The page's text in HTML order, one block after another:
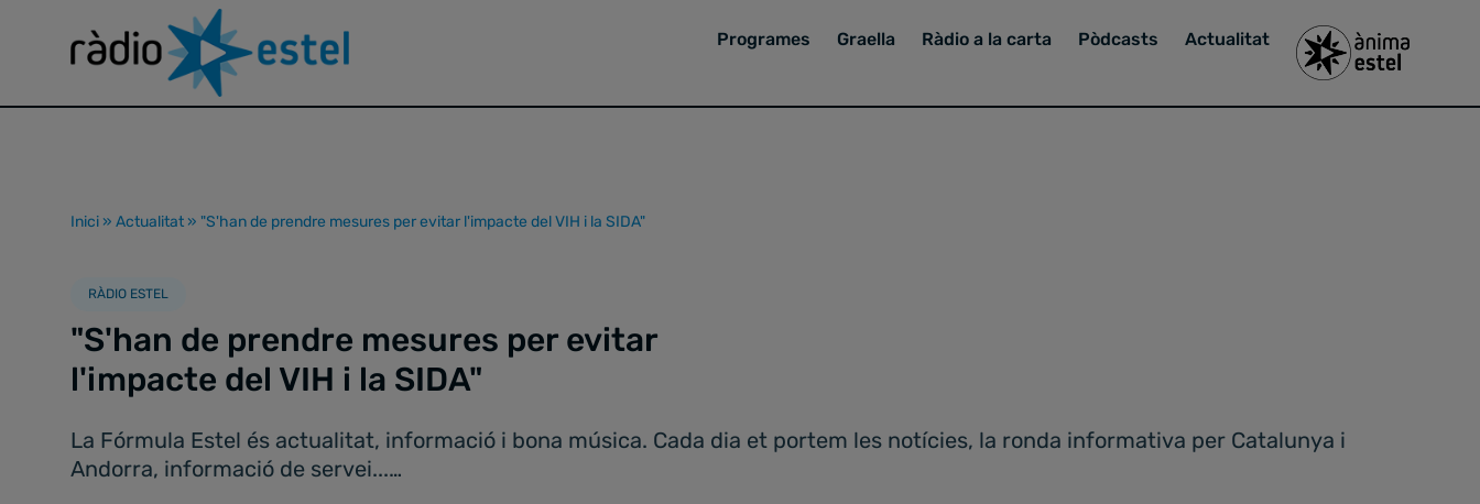
Programes Graella Ràdio a la carta Pòdcasts Actualitat
Inici » Actualitat » "S'han de prendre mesures per evitar l'impacte del VIH i la SIDA"
RÀDIO ESTEL
"S'han de prendre mesures per evitar
l'impacte del VIH i la SIDA"
La Fórmula Estel és actualitat, informació i bona música. Cada dia et portem les notícies, la ronda informativa per Catalunya i
Andorra, informació de servei...…